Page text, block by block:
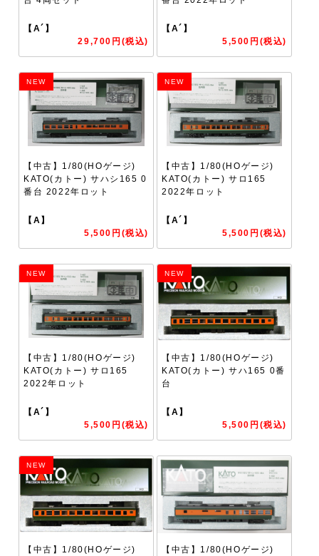
【A´】
29,700円(税込)
【A´】
5,500円(税込)
NEW
【中古】1/80(HOゲージ)
KATO(カトー) サハシ165 0
番台 2022年ロット
【A】
5,500円(税込)
NEW
【中古】1/80(HOゲージ)
KATO(カトー) サロ165
2022年ロット
【A´】
5,500円(税込)
NEW
【中古】1/80(HOゲージ)
KATO(カトー) サロ165
2022年ロット
【A´】
5,500円(税込)
NEW
【中古】1/80(HOゲージ)
KATO(カトー) サハ165 0番
台
【A】
5,500円(税込)
NEW
【中古】1/80(HOゲージ)
【中古】1/80(HOゲージ)